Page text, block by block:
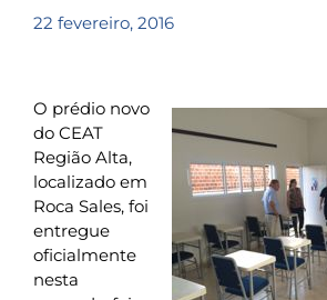
22 fevereiro, 2016
O prédio novo
do CEAT
Região Alta,
localizado em
Roca Sales, foi
entregue
oficialmente
nesta